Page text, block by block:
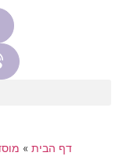
דף הבית »